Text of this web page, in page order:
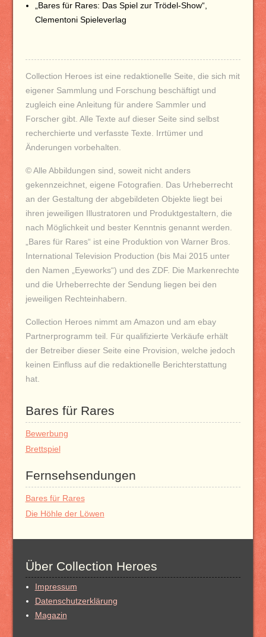
„Bares für Rares: Das Spiel zur Trödel-Show“,
Clementoni Spieleverlag
Collection Heroes ist eine redaktionelle Seite, die sich mit
eigener Sammlung und Forschung beschäftigt und
zugleich eine Anleitung für andere Sammler und
Forscher gibt. Alle Texte auf dieser Seite sind selbst
recherchierte und verfasste Texte. Irrtümer und
Änderungen vorbehalten.
© Alle Abbildungen sind, soweit nicht anders
gekennzeichnet, eigene Fotografien. Das Urheberrecht
an der Gestaltung der abgebildeten Objekte liegt bei
ihren jeweiligen Illustratoren und Produktgestaltern, die
nach Möglichkeit und bester Kenntnis genannt werden.
„Bares für Rares“ ist eine Produktion von Warner Bros.
International Television Production (bis Mai 2015 unter
den Namen „Eyeworks“) und des ZDF. Die Markenrechte
und die Urheberrechte der Sendung liegen bei den
jeweiligen Rechteinhabern.
Collection Heroes nimmt am Amazon und am ebay
Partnerprogramm teil. Für qualifizierte Verkäufe erhält
der Betreiber dieser Seite eine Provision, welche jedoch
keinen Einfluss auf die redaktionelle Berichterstattung
hat.
Bares für Rares
Bewerbung
Brettspiel
Fernsehsendungen
Bares für Rares
Die Höhle der Löwen
Über Collection Heroes
Impressum
Datenschutzerklärung
Magazin